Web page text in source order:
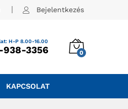
Bejelentkezés
H-P 8.00-16.00
938-3356 0
KAPCSOLAT